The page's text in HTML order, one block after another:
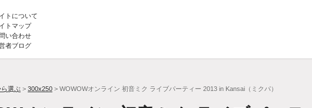
トについて
トマップ
い合わせ
者ブログ
選ぶ > 300x250 > WOWOWオンライン 初音ミク ライブパーティー 2013 in Kansai（ミクパ）